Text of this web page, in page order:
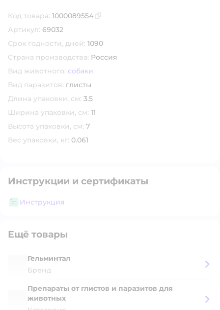
Код товара: 1000089554
Артикул: 69032
Срок годности, дней: 1090
Страна производства: Россия
Вид животного: собаки
Вид паразитов: глисты
Длина упаковки, см: 3.5
Ширина упаковки, см: 11
Высота упаковки, см: 7
Вес упаковки, кг: 0.061
Инструкции и сертификаты
Инструкция
Ещё товары
Гельминтал
Бренд
Препараты от глистов и паразитов для
животных